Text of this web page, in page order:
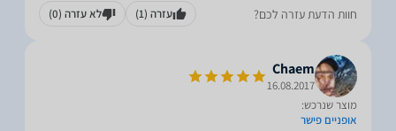
חוות הדעת עזרה לכם? עזרה (1) לא עזרה (0)
Chaem
16.08.2017
מוצר שנרכש:
אופניים פישר